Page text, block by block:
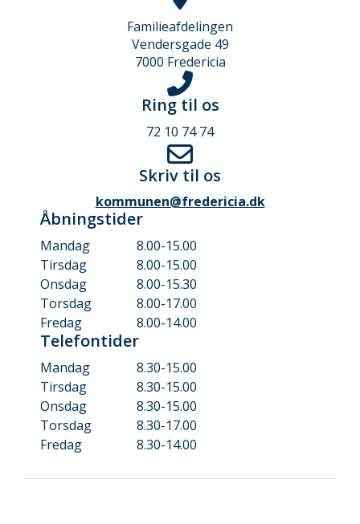
Familieafdelingen
Vendersgade 49
7000 Fredericia
Ring til os
72 10 74 74
Skriv til os
kommunen@fredericia.dk
Åbningstider
Mandag
8.00-15.00
Tirsdag
8.00-15.00
Onsdag
8.00-15.30
Torsdag
8.00-17.00
Fredag
8.00-14.00
Telefontider
Mandag
8.30-15.00
Tirsdag
8.30-15.00
Onsdag
8.30-15.00
Torsdag
8.30-17.00
Fredag
8.30-14.00